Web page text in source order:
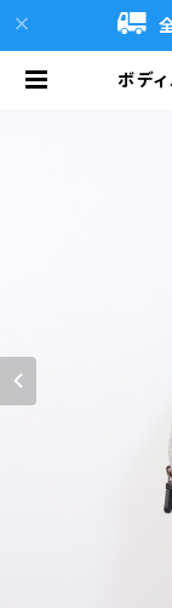
ボデ